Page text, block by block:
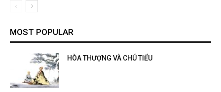
MOST POPULAR
HÒA THƯỢNG VÀ CHÚ TIỂU